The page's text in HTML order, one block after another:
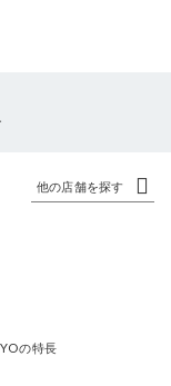
他の店舗を探す
の特長